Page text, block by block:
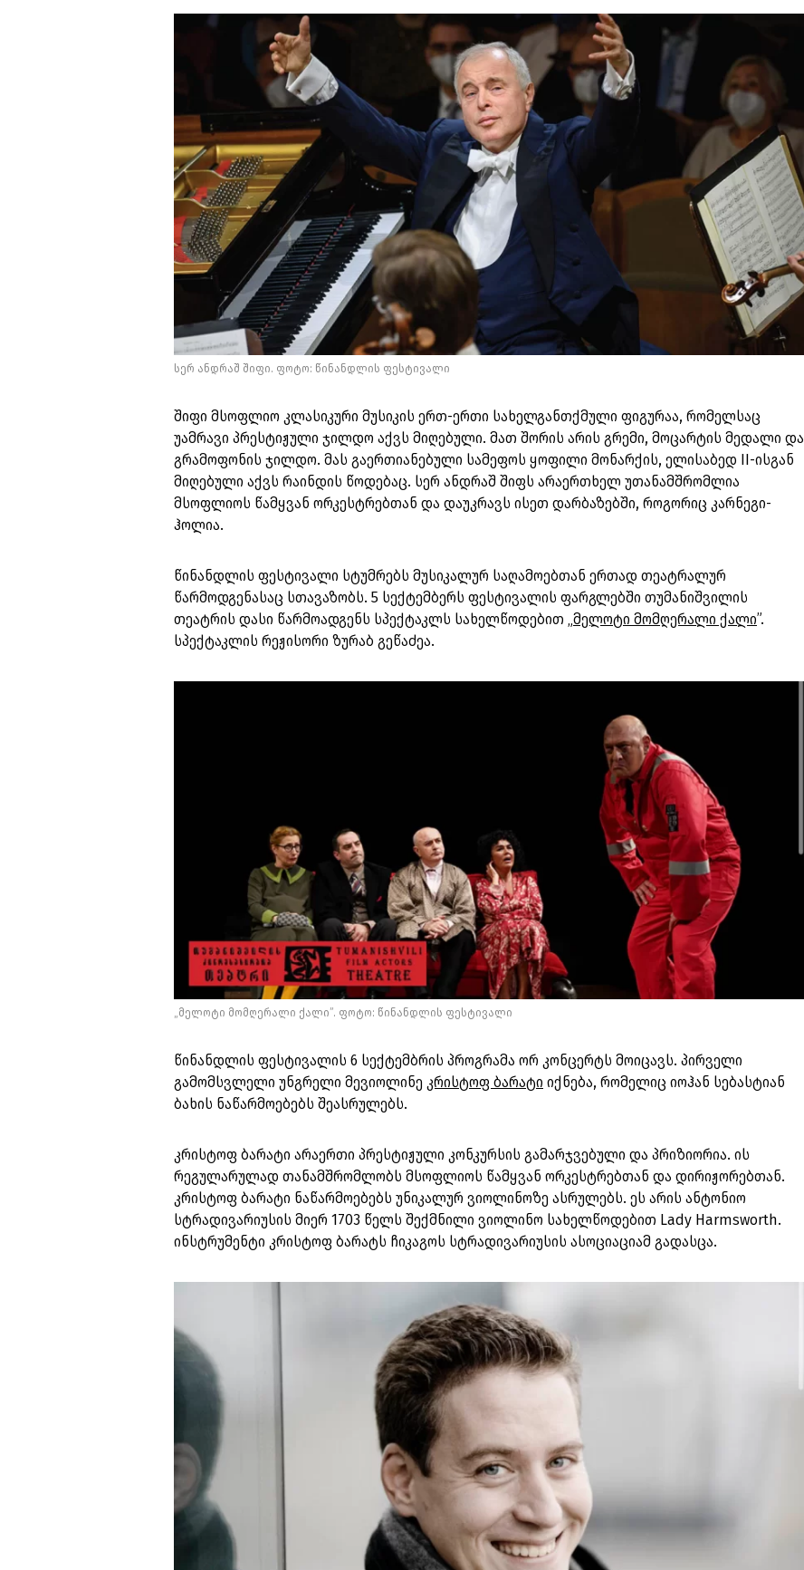
სერ ანდრაშ შიფი. ფოტო: წინანდლის ფესტივალი
შიფი მსოფლიო კლასიკური მუსიკის ერთ-ერთი სახელგანთქმული ფიგურაა, რომელსაც
უამრავი პრესტიჟული ჯილდო აქვს მიღებული. მათ შორის არის გრემი, მოცარტის მედალი და
გრამოფონის ჯილდო. მას გაერთიანებული სამეფოს ყოფილი მონარქის, ელისაბედ II-ისგან
მიღებული აქვს რაინდის წოდებაც. სერ ანდრაშ შიფს არაერთხელ უთანამშრომლია
მსოფლიოს წამყვან ორკესტრებთან და დაუკრავს ისეთ დარბაზებში, როგორიც კარნეგი-
ჰოლია.
წინანდლის ფესტივალი სტუმრებს მუსიკალურ საღამოებთან ერთად თეატრალურ
წარმოდგენასაც სთავაზობს. 5 სექტემბერს ფესტივალის ფარგლებში თუმანიშვილის
თეატრის დასი წარმოადგენს სპექტაკლს სახელწოდებით „მელოტი მომღერალი ქალი”.
სპექტაკლის რეჟისორი ზურაბ გეწაძეა.
„მელოტი მომღერალი ქალი”. ფოტო: წინანდლის ფესტივალი
წინანდლის ფესტივალის 6 სექტემბრის პროგრამა ორ კონცერტს მოიცავს. პირველი
გამომსვლელი უნგრელი მევიოლინე კრისტოფ ბარატი იქნება, რომელიც იოჰან სებასტიან
ბახის ნაწარმოებებს შეასრულებს.
კრისტოფ ბარატი არაერთი პრესტიჟული კონკურსის გამარჯვებული და პრიზიორია. ის
რეგულარულად თანამშრომლობს მსოფლიოს წამყვან ორკესტრებთან და დირიჟორებთან.
კრისტოფ ბარატი ნაწარმოებებს უნიკალურ ვიოლინოზე ასრულებს. ეს არის ანტონიო
სტრადივარიუსის მიერ 1703 წელს შექმნილი ვიოლინო სახელწოდებით Lady Harmsworth.
ინსტრუმენტი კრისტოფ ბარატს ჩიკაგოს სტრადივარიუსის ასოციაციამ გადასცა.